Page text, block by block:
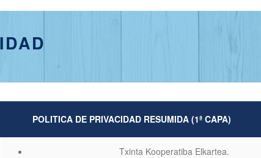
POLITICA DE PRIVACIDAD RESUMIDA (1ª CAPA)
Txinta Kooperatiba Elkartea.